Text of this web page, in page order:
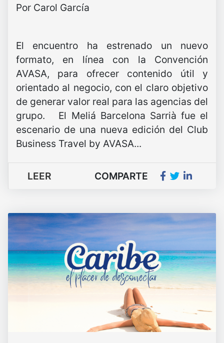
Por Carol García
El encuentro ha estrenado un nuevo
formato, en línea con la Convención
AVASA, para ofrecer contenido útil y
orientado al negocio, con el claro objetivo
de generar valor real para las agencias del
grupo. El Meliá Barcelona Sarrià fue el
escenario de una nueva edición del Club
Business Travel by AVASA...
LEER COMPARTE